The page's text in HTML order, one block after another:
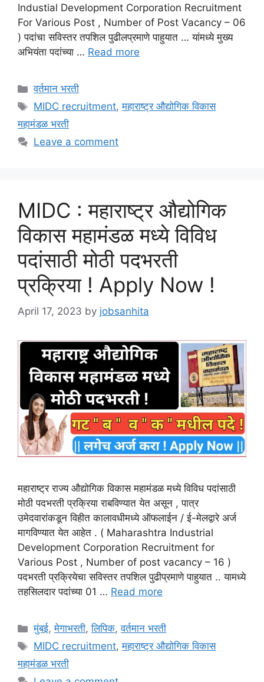
Industial Development Corporation Recruitment
For Various Post , Number of Post Vacancy – 06
) पदांचा सविस्तर तपशिल पुढीलप्रमाणे पाहुयात … यांमध्ये मुख्य
अभियंता पदांच्या … Read more
Categories
वर्तमान भरती
Tags
MIDC recruitment,महाराष्ट्र औद्योगिक विकास
महामंडळ भरती
Leave a comment
MIDC : महाराष्ट्र औद्योगिक
विकास महामंडळ मध्ये विविध
पदांसाठी मोठी पदभरती
प्रक्रिया ! Apply Now !
April 17, 2023 by jobsanhita
महाराष्ट्र राज्य औद्योगिक विकास महामंडळ मध्ये विविध पदांसाठी
मोठी पदभरती प्रक्रिया राबविण्यात येत असून , पात्र
उमेदवारांकडून विहीत कालावधीमध्ये ऑफलाईन / ई-मेलद्वारे अर्ज
मागविण्यात येत आहेत . ( Maharashtra Industrial
Development Corporation Recruitment for
Various Post , Number of post vacancy – 16 )
पदभरती प्रक्रियेचा सविस्तर तपशिल पुढीप्रमाणे पाहुयात .. यामध्ये
तहसिलदार पदांच्या 01 … Read more
Categories
मुंबई,मेगाभरती,लिपिक,वर्तमान भरती
Tags
MIDC recruitment,महाराष्ट्र औद्योगिक विकास
महामंडळ भरती